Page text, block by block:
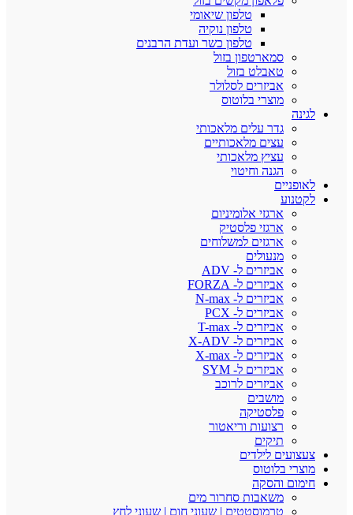
טלפון שיאומי
טלפון נוקיה
טלפון כשר ועדת הרבנים
סמארטפון בזול
טאבלט בזול
אביזרים לסלולר
מוצרי בלוטוס
לגינה
גדר עלים מלאכותי
עצים מלאכותיים
עציץ מלאכותי
הגנה וחיטוי
לאופניים
לקטנוע
ארגזי אלומיניום
ארגזי פלסטיק
ארגזים למשלוחים
מנעולים
אביזרים ל- ADV
אביזרים ל- FORZA
אביזרים ל- N-max
אביזרים ל- PCX
אביזרים ל- T-max
אביזרים ל- X-ADV
אביזרים ל- X-max
אביזרים ל- SYM
אביזרים לרוכב
מושבים
פלסטיקה
רצועות וריאטור
תיקים
צעצועים לילדים
מוצרי בלוטוס
חימום והסקה
משאבות סחרור מים
טרמוסטטים | שעוני חום | שעוני לחץ